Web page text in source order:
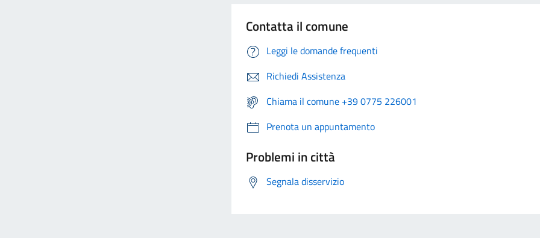
Contatta il comune
Leggi le domande frequenti
Richiedi Assistenza
Chiama il comune +39 0775 226001
Prenota un appuntamento
Problemi in città
Segnala disservizio